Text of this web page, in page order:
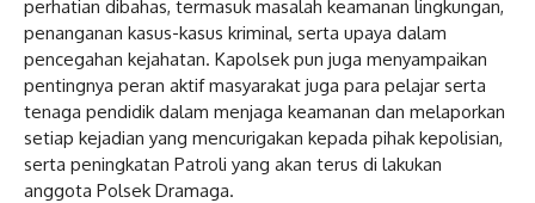
perhatian dibahas, termasuk masalah keamanan lingkungan,
penanganan kasus-kasus kriminal, serta upaya dalam
pencegahan kejahatan. Kapolsek pun juga menyampaikan
pentingnya peran aktif masyarakat juga para pelajar serta
tenaga pendidik dalam menjaga keamanan dan melaporkan
setiap kejadian yang mencurigakan kepada pihak kepolisian,
serta peningkatan Patroli yang akan terus di lakukan
anggota Polsek Dramaga.